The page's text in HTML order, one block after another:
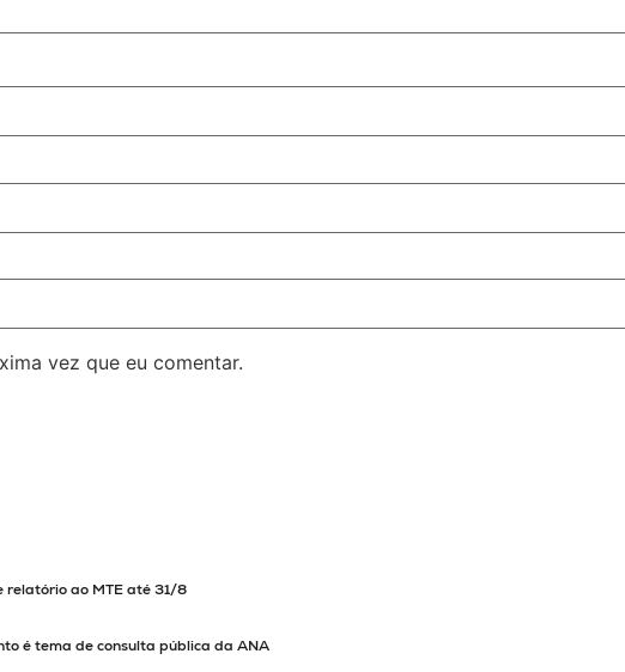
vez que eu comentar.
relatório ao MTE até 31/8
é tema de consulta pública da ANA